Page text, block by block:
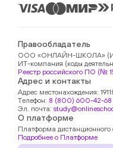
Правообладатель
ООО «ОНЛАЙН-ШКОЛА»
ИТ-компания (коды
Реестр российского ПО (№
Адрес и контакты
Адрес местонахождения:
Телефон: 8 (800) 600-42-68
Эл. почта:
О платформе
Платформа дистанционного
Подробнее о Платформе